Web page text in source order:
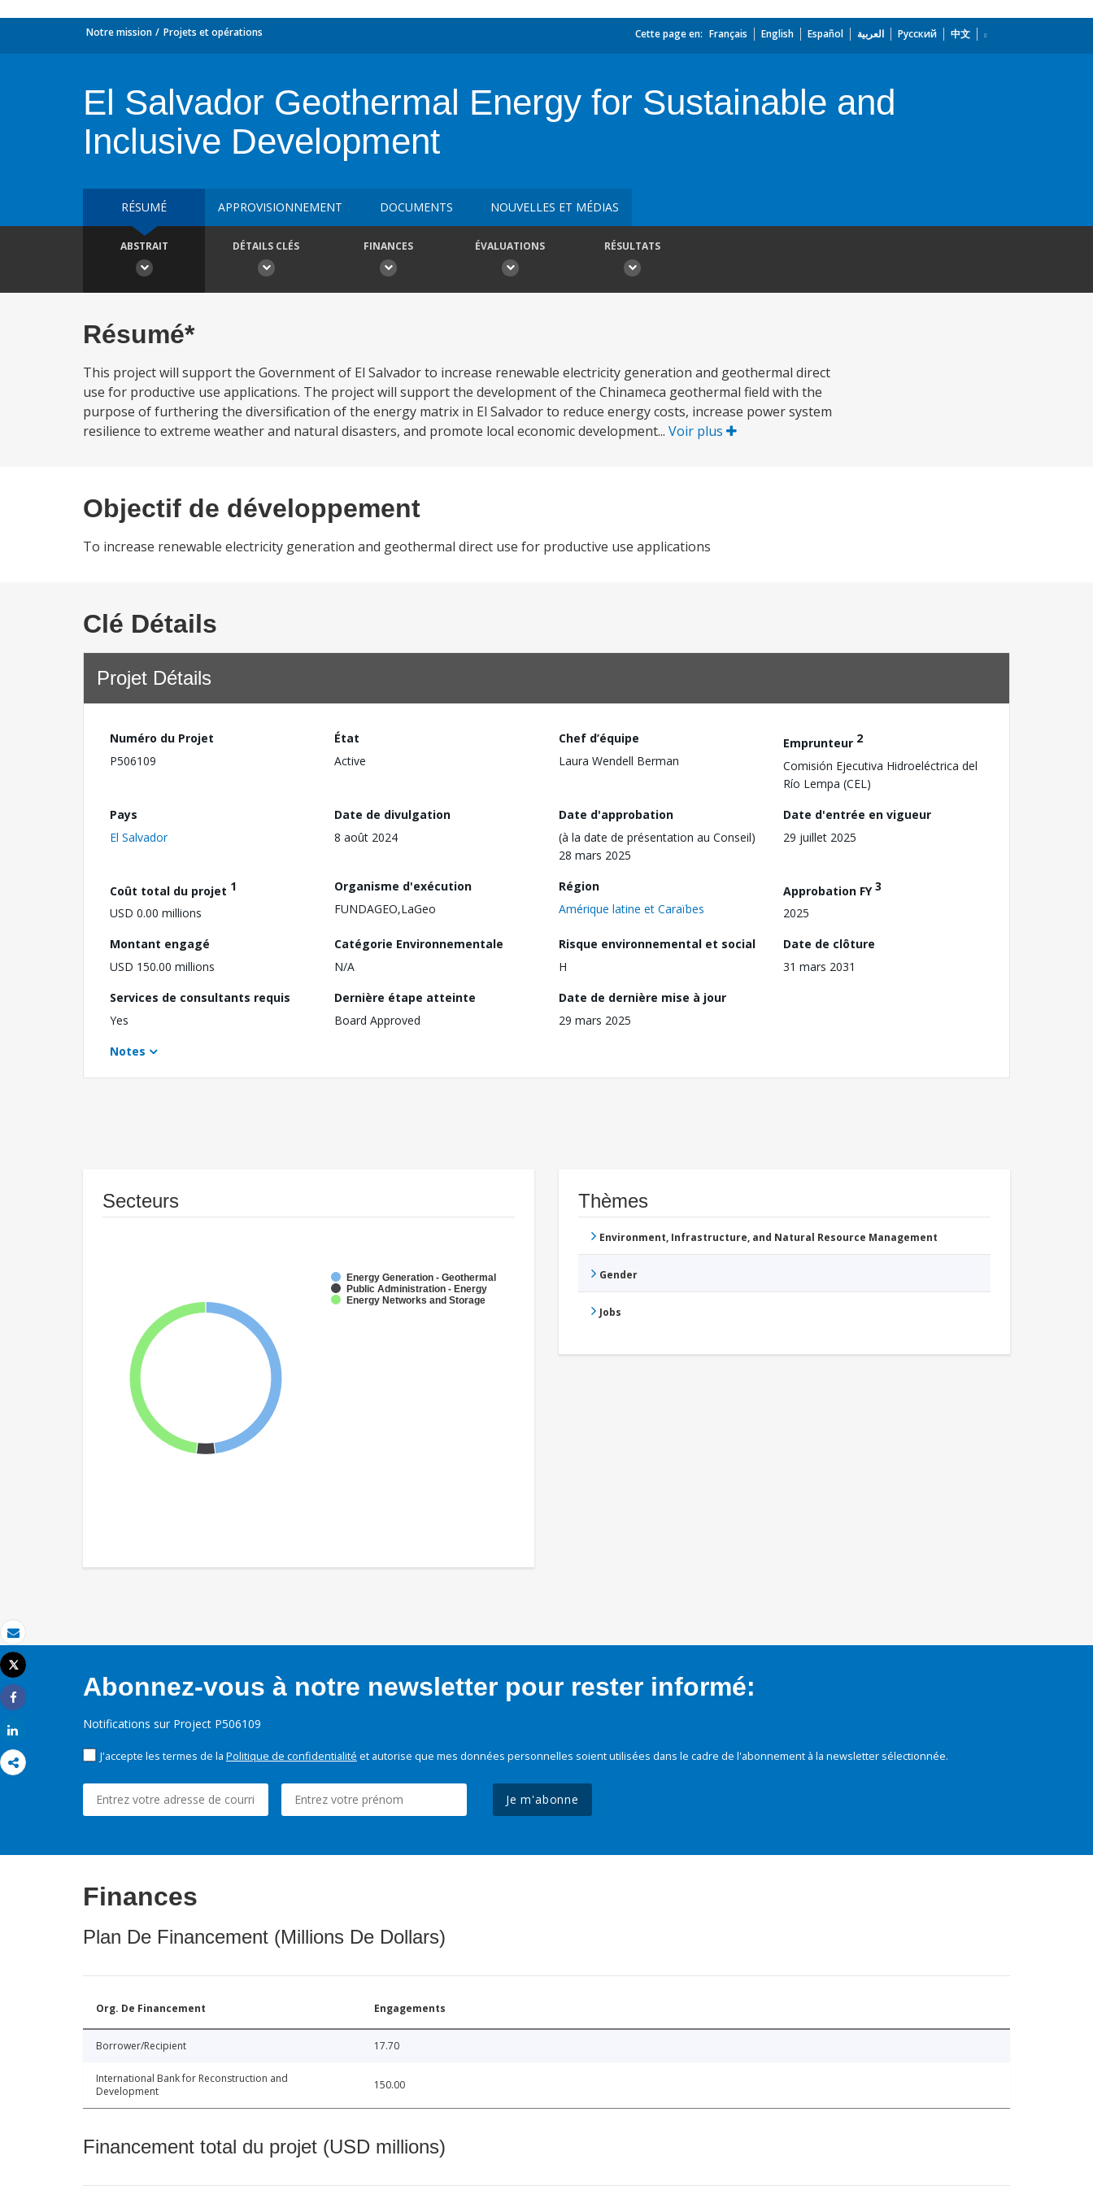
Email
Imprimer
Tweet
Share
Notre mission Projets et opérations Cette page en: Français English Español العربية Русский 中文
El Salvador Geothermal Energy for Sustainable and
Inclusive Development
RÉSUMÉ APPROVISIONNEMENT DOCUMENTS NOUVELLES ET MÉDIAS
ABSTRAIT DÉTAILS CLÉS FINANCES ÉVALUATIONS RÉSULTATS
Résumé*
This project will support the Government of El Salvador to increase renewable electricity generation and geothermal direct
use for productive use applications. The project will support the development of the Chinameca geothermal field with the
purpose of furthering the diversification of the energy matrix in El Salvador to reduce energy costs, increase power system
resilience to extreme weather and natural disasters, and promote local economic development... Voir plus
Objectif de développement
To increase renewable electricity generation and geothermal direct use for productive use applications
Clé Détails
Projet Détails
Numéro du Projet
P506109
État
Active
Chef d’équipe
Laura Wendell Berman
Emprunteur 2
Comisión Ejecutiva Hidroeléctrica del
Río Lempa (CEL)
Pays
El Salvador
Date de divulgation
8 août 2024
Date d'approbation
(à la date de présentation au Conseil)
28 mars 2025
Date d'entrée en vigueur
29 juillet 2025
Coût total du projet 1
USD 0.00 millions
Organisme d'exécution
FUNDAGEO,LaGeo
Région
Amérique latine et Caraïbes
Approbation FY3
2025
Montant engagé
USD 150.00 millions
Catégorie Environnementale
N/A
Risque environnemental et social
H
Date de clôture
31 mars 2031
Services de consultants requis
Yes
Dernière étape atteinte
Board Approved
Date de dernière mise à jour
29 mars 2025
Notes
Secteurs
Energy Generation - Geothermal
Public Administration - Energy
Energy Networks and Storage
Thèmes
Environment, Infrastructure, and Natural Resource Management
Gender
Jobs
Abonnez-vous à notre newsletter pour rester informé:
Notifications sur Project P506109
J'accepte les termes de la Politique de confidentialité et autorise que mes données personnelles soient utilisées dans le cadre de l'abonnement à la newsletter sélectionnée.
Je m'abonne
Finances
Plan De Financement (Millions De Dollars)
Org. De Financement Engagements
Borrower/Recipient 17.70
International Bank for Reconstruction and
Development
150.00
Financement total du projet (USD millions)